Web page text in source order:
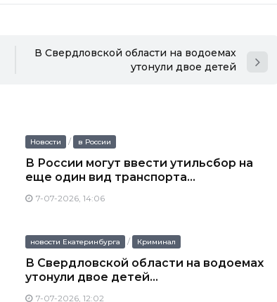
В Свердловской области на водоемах
утонули двое детей
Новости / в России
В России могут ввести утильсбор на
еще один вид транспорта...
7-07-2026, 14:06
новости Екатеринбурга / Криминал
В Свердловской области на водоемах
утонули двое детей...
7-07-2026, 12:02